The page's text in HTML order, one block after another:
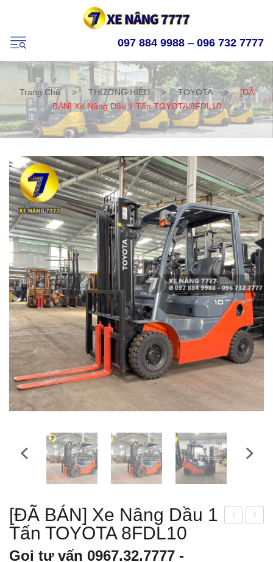
097 884 9988 – 096 732 7777
Trang Chủ > THƯƠNG HIỆU > TOYOTA >
[ĐÃ
BÁN] Xe Nâng Dầu 1 Tấn TOYOTA 8FDL10
[ĐÃ BÁN] Xe Nâng Dầu 1
Tấn TOYOTA 8FDL10
Gọi tư vấn 0967.32.7777 -